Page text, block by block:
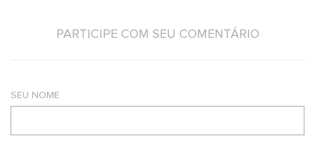
PARTICIPE COM SEU COMENTÁRIO
SEU NOME